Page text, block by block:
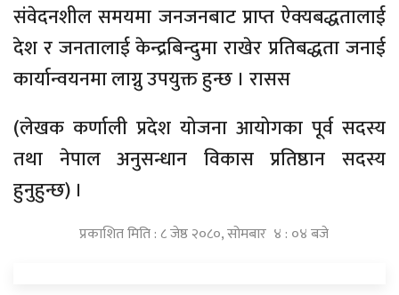
संवेदनशील समयमा जनजनबाट प्राप्त ऐक्यबद्धतालाई
देश र जनतालाई केन्द्रबिन्दुमा राखेर प्रतिबद्धता जनाई
कार्यान्वयनमा लाग्नु उपयुक्त हुन्छ । रासस
(लेखक कर्णाली प्रदेश योजना आयोगका पूर्व सदस्य
तथा नेपाल अनुसन्धान विकास प्रतिष्ठान सदस्य
हुनुहुन्छ) ।
प्रकाशित मिति : ८ जेष्ठ २०८०, सोमबार ४ : ०४ बजे